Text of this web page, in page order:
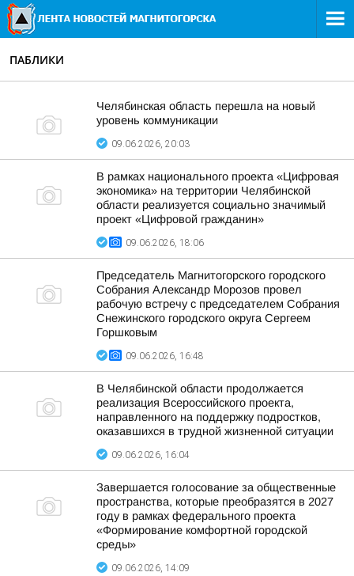
ПАБЛИКИ
Челябинская область перешла на новый
уровень коммуникации
09.06.2026, 20:03
В рамках национального проекта «Цифровая
экономика» на территории Челябинской
области реализуется социально значимый
проект «Цифровой гражданин»
09.06.2026, 18:06
Председатель Магнитогорского городского
Собрания Александр Морозов провел
рабочую встречу с председателем Собрания
Снежинского городского округа Сергеем
Горшковым
09.06.2026, 16:48
В Челябинской области продолжается
реализация Всероссийского проекта,
направленного на поддержку подростков,
оказавшихся в трудной жизненной ситуации
09.06.2026, 16:04
Завершается голосование за общественные
пространства, которые преобразятся в 2027
году в рамках федерального проекта
«Формирование комфортной городской
среды»
09.06.2026, 14:09